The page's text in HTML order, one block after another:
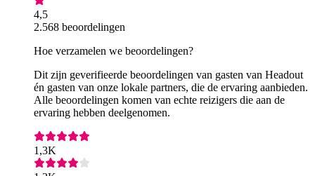
4,5
2.568 beoordelingen
Hoe verzamelen we beoordelingen?
Dit zijn geverifieerde beoordelingen van gasten van Headout
én gasten van onze lokale partners, die de ervaring aanbieden.
Alle beoordelingen komen van echte reizigers die aan de
ervaring hebben deelgenomen.
1,3K